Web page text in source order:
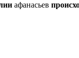
афанасьев